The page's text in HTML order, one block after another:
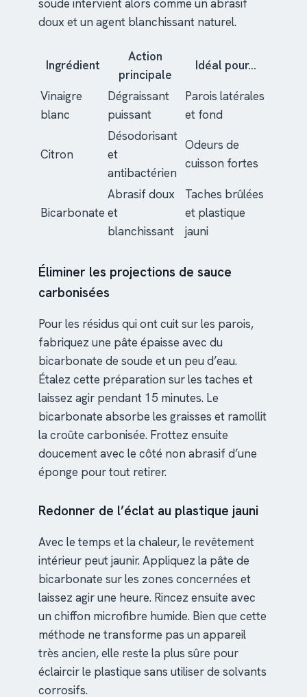
soude intervient alors comme un abrasif
doux et un agent blanchissant naturel.
Ingrédient
Action
principale
Idéal pour…
Vinaigre
blanc
Dégraissant
puissant
Parois latérales
et fond
Citron
Désodorisant
et
antibactérien
Odeurs de
cuisson fortes
Bicarbonate
Abrasif doux
et
blanchissant
Taches brûlées
et plastique
jauni
Éliminer les projections de sauce
carbonisées
Pour les résidus qui ont cuit sur les parois,
fabriquez une pâte épaisse avec du
bicarbonate de soude et un peu d’eau.
Étalez cette préparation sur les taches et
laissez agir pendant 15 minutes. Le
bicarbonate absorbe les graisses et ramollit
la croûte carbonisée. Frottez ensuite
doucement avec le côté non abrasif d’une
éponge pour tout retirer.
Redonner de l’éclat au plastique jauni
Avec le temps et la chaleur, le revêtement
intérieur peut jaunir. Appliquez la pâte de
bicarbonate sur les zones concernées et
laissez agir une heure. Rincez ensuite avec
un chiffon microfibre humide. Bien que cette
méthode ne transforme pas un appareil
très ancien, elle reste la plus sûre pour
éclaircir le plastique sans utiliser de solvants
corrosifs.